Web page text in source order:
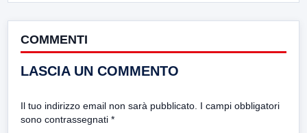
COMMENTI
LASCIA UN COMMENTO
Il tuo indirizzo email non sarà pubblicato. I campi obbligatori
sono contrassegnati *